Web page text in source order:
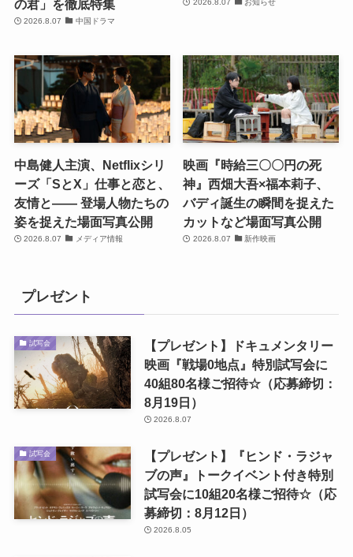
の君」を徹底特集
2026.8.07 中国ドラマ
2026.8.07 お知らせ
中島健人主演、Netflixシリ
ーズ「SとX」仕事と恋と、
友情と―― 登場人物たちの
姿を捉えた場面写真公開
2026.8.07 メディア情報
映画『時給三〇〇円の死
神』西畑大吾×福本莉子、
バディ誕生の瞬間を捉えた
カットなど場面写真公開
2026.8.07 新作映画
プレゼント
試写会
【プレゼント】ドキュメンタリー
映画『戦場0地点』特別試写会に
40組80名様ご招待☆（応募締切：
8月19日）
2026.8.07
試写会
【プレゼント】『ヒンド・ラジャ
ブの声』トークイベント付き特別
試写会に10組20名様ご招待☆（応
募締切：8月12日）
2026.8.05